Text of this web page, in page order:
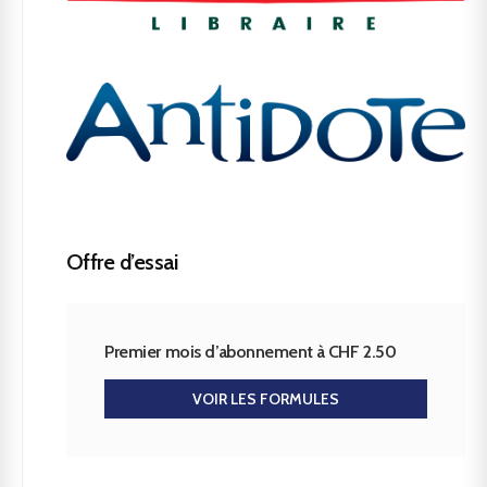
Offre d’essai
Premier mois d’abonnement à CHF 2.50
VOIR LES FORMULES